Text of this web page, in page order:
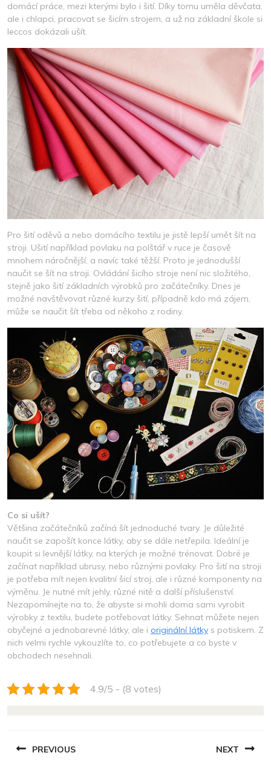
domácí práce, mezi kterými bylo i šití. Díky tomu uměla děvčata,
ale i chlapci, pracovat se šicím strojem, a už na základní škole si
leccos dokázali ušít.
Pro šití oděvů a nebo domácího textilu je jistě lepší umět šít na
stroji. Ušití například povlaku na polštář v ruce je časově
mnohem náročnější, a navíc také těžší. Proto je jednodušší
naučit se šít na stroji. Ovládání šicího stroje není nic složitého,
stejně jako šití základních výrobků pro začátečníky. Dnes je
možné navštěvovat různé kurzy šití, případně kdo má zájem,
může se naučit šít třeba od někoho z rodiny.
Co si ušít?
Většina začátečníků začíná šít jednoduché tvary. Je důležité
naučit se zapošít konce látky, aby se dále netřepila. Ideální je
koupit si levnější látky, na kterých je možné trénovat. Dobré je
začínat například ubrusy, nebo různými povlaky. Pro šití na stroji
je potřeba mít nejen kvalitní šicí stroj, ale i různé komponenty na
výměnu. Je nutné mít jehly, různé nitě a další příslušenství.
Nezapomínejte na to, že abyste si mohli doma sami vyrobit
výrobky z textilu, budete potřebovat látky. Sehnat můžete nejen
obyčejné a jednobarevné látky, ale i originální látky s potiskem. Z
nich velmi rychle vykouzlíte to, co potřebujete a co byste v
obchodech nesehnali.
4.9/5 - (8 votes)
PROPREVIOUS NEXT